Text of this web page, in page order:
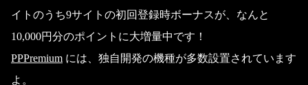
イトのうち9サイトの初回登録時ボーナスが、なんと
10,000円分のポイントに大増量中です！
PPPremium には、独自開発の機種が多数設置されています
よ。